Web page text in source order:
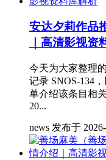
安达夕莉作品
｜高清影视资
今天为大家整理
记录 SNOS-134
单介绍该条目相
20...
news 发布于